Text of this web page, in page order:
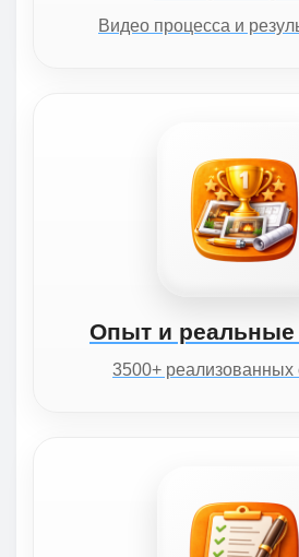
Видео процесса и
Опыт и реальные
3500+ реализованных